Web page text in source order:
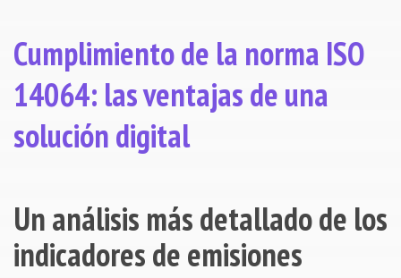
Cumplimiento de la norma ISO
14064: las ventajas de una
solución digital
Un análisis más detallado de los
indicadores de emisiones